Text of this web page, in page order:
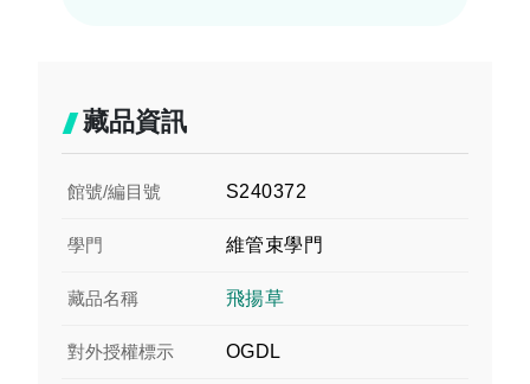
藏品資訊
館號/編目號 S240372
學門 維管束學門
藏品名稱 飛揚草
對外授權標示 OGDL